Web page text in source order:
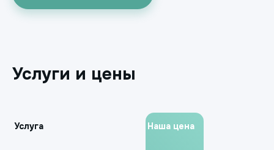
Услуги и цены
Услуга Наша цена